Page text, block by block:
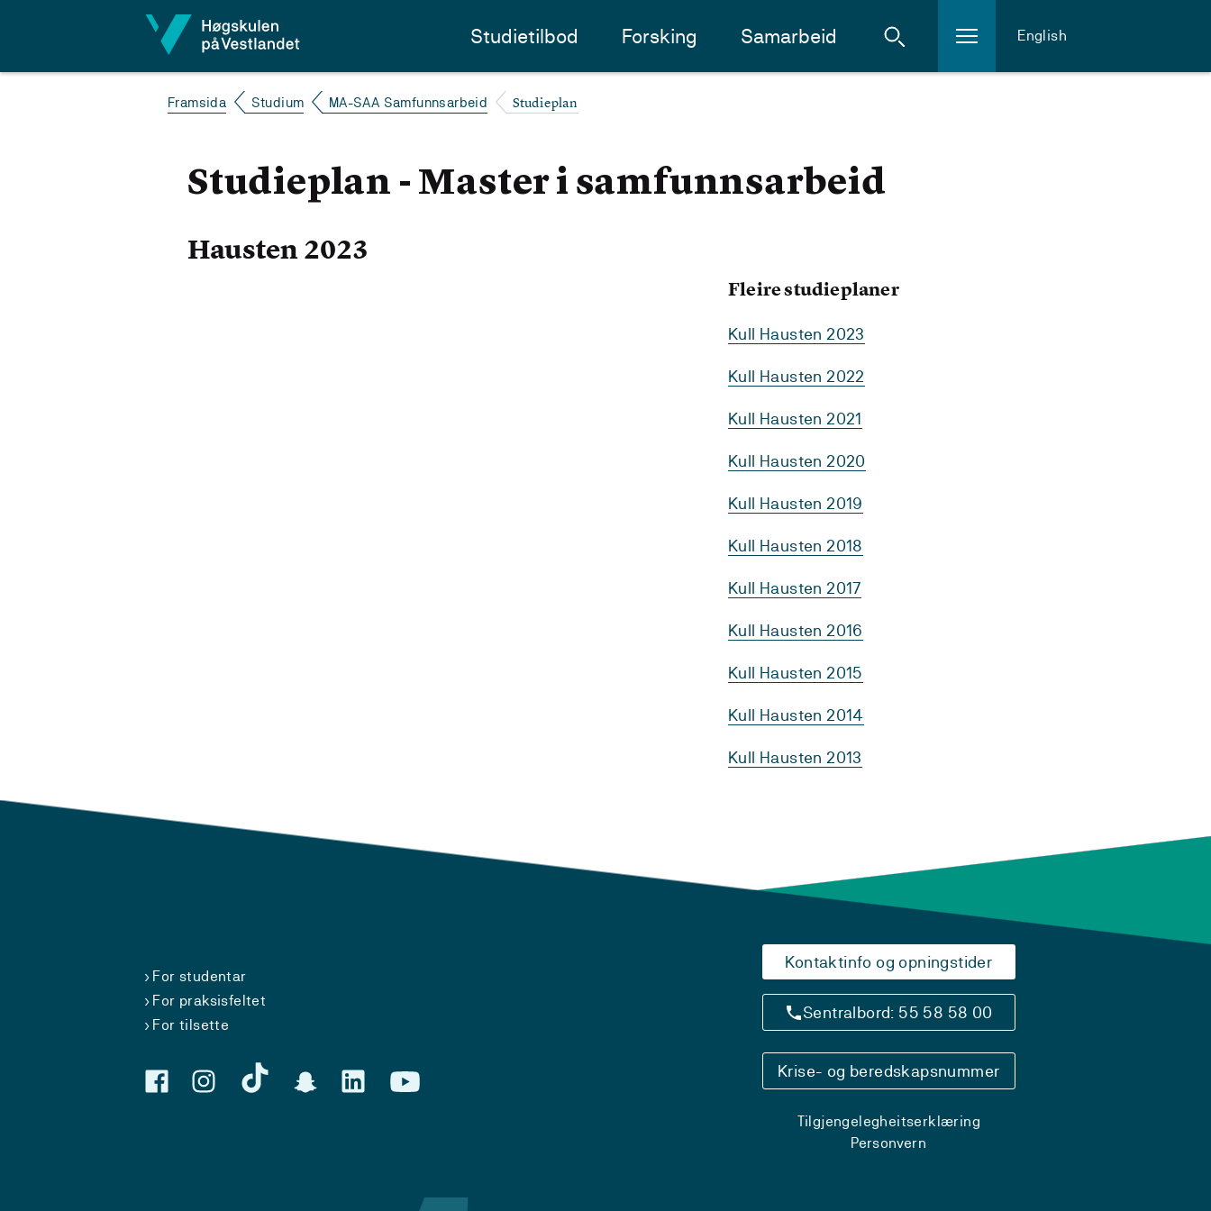
Studietilbod Forsking Samarbeid English
Framsida Studium MA-SAA Samfunnsarbeid Studieplan
Studieplan - Master i samfunnsarbeid
Hausten 2023
Fleire studieplaner
Kull Hausten 2023
Kull Hausten 2022
Kull Hausten 2021
Kull Hausten 2020
Kull Hausten 2019
Kull Hausten 2018
Kull Hausten 2017
Kull Hausten 2016
Kull Hausten 2015
Kull Hausten 2014
Kull Hausten 2013
For studentar
For praksisfeltet
For tilsette
Kontaktinfo og opningstider
Sentralbord: 55 58 58 00
Krise- og beredskapsnummer
Tilgjengelegheitserklæring
Personvern